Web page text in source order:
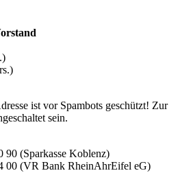
ist vor Spambots geschützt! Zur
sein.
90 (Sparkasse Koblenz)
00 (VR Bank RheinAhrEifel eG)